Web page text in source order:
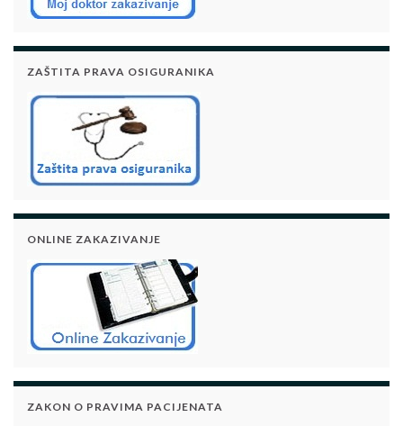
ZAŠTITA PRAVA OSIGURANIKA
ONLINE ZAKAZIVANJE
ZAKON O PRAVIMA PACIJENATA